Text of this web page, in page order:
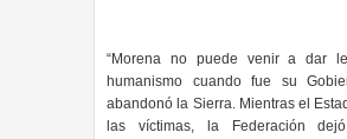
“Morena no puede venir a dar
humanismo cuando fue su
abandonó la Sierra. Mientras el
las víctimas, la Federación